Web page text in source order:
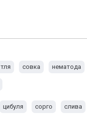
тля совка нематода
цибуля сорго слива